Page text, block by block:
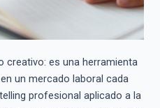
creativo: es una herramienta
un mercado laboral cada
profesional aplicado a la